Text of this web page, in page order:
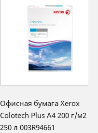
Офисная бумага Xerox
Colotech Plus A4 200 г/м2
250 л 003R94661